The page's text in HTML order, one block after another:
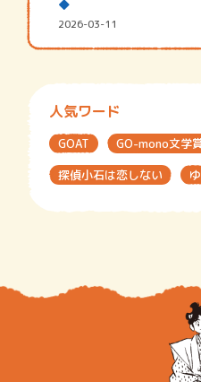
◆
2026-03-11
人気ワード
GOAT GO-mono文学
探偵小石は恋しない